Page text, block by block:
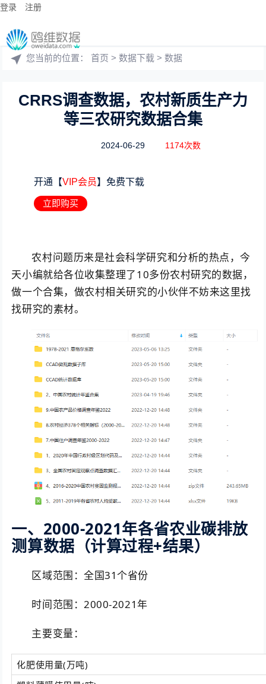
登录 注册
您当前的位置：首页 >数据下载 >数据
CRRS调查数据，农村新质生产力
等三农研究数据合集
2024-06-29 1174次数
开通【VIP会员】免费下载
立即购买
农村问题历来是社会科学研究和分析的热点，今
天小编就给各位收集整理了10多份农村研究的数据，
做一个合集，做农村相关研究的小伙伴不妨来这里找
找研究的素材。
一、2000-2021年各省农业碳排放
测算数据（计算过程+结果）
区域范围：全国31个省份
时间范围：2000-2021年
主要变量：
化肥使用量(万吨)